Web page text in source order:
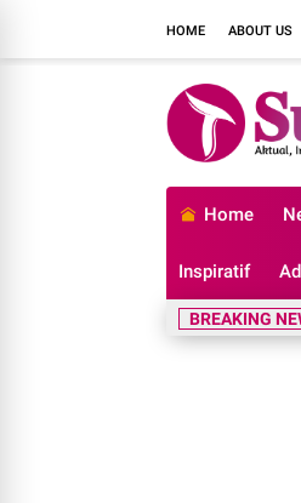
HOME ABOUT US
Home
Inspiratif
BREAKING